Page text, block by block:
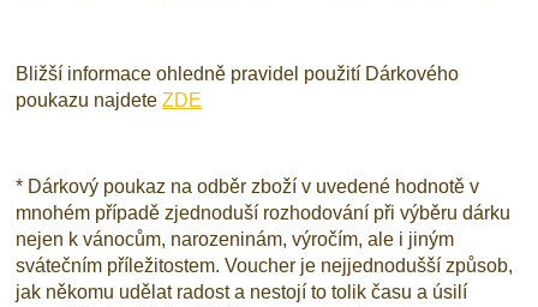
Bližší informace ohledně pravidel použití Dárkového
poukazu najdeteZDE
* Dárkový poukaz na odběr zboží v uvedené hodnotě v
mnohém případě zjednoduší rozhodování při výběru dárku
nejen k vánocům, narozeninám, výročím, ale i jiným
svátečním příležitostem. Voucher je nejjednodušší způsob,
jak někomu udělat radost a nestojí to tolik času a úsilí